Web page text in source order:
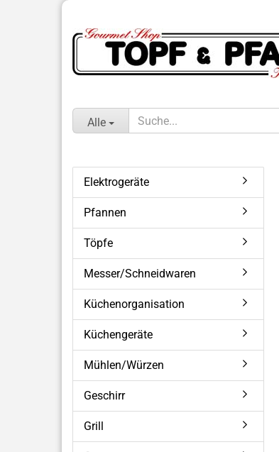
Alle
Elektrogeräte
Pfannen
Töpfe
Messer/Schneidwaren
Küchenorganisation
Küchengeräte
Mühlen/Würzen
Geschirr
Grill